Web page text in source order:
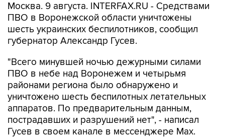
Москва. 9 августа. INTERFAX.RU - Средствами
ПВО в Воронежской области уничтожены
шесть украинских беспилотников, сообщил
губернатор Александр Гусев.
"Всего минувшей ночью дежурными силами
ПВО в небе над Воронежем и четырьмя
районами региона было обнаружено и
уничтожено шесть беспилотных летательных
аппаратов. По предварительным данным,
пострадавших и разрушений нет", - написал
Гусев в своем канале в мессенджере Max.